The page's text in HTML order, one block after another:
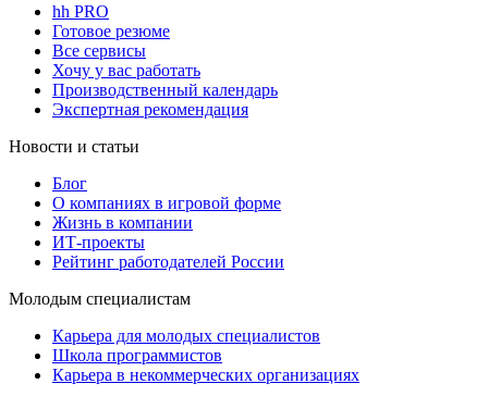
hh PRO
Готовое резюме
Все сервисы
Хочу у вас работать
Производственный календарь
Экспертная рекомендация
Новости и статьи
Блог
О компаниях в игровой форме
Жизнь в компании
ИТ-проекты
Рейтинг работодателей России
Молодым специалистам
Карьера для молодых специалистов
Школа программистов
Карьера в некоммерческих организациях